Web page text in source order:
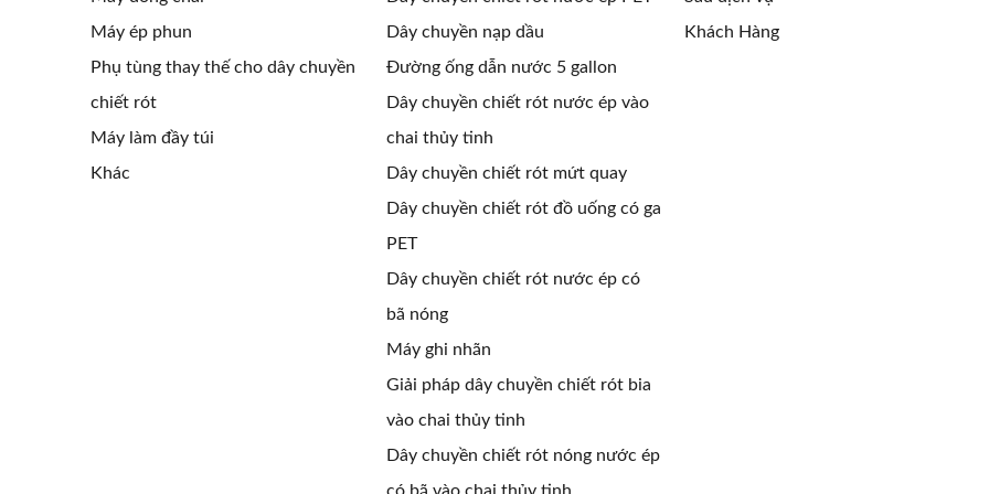
Máy ép phun
Phụ tùng thay thế cho dây chuyền
chiết rót
Máy làm đầy túi
Khác
Dây chuyền nạp dầu
Đường ống dẫn nước 5 gallon
Dây chuyền chiết rót nước ép vào
chai thủy tinh
Dây chuyền chiết rót mứt quay
Dây chuyền chiết rót đồ uống có ga
PET
Dây chuyền chiết rót nước ép có
bã nóng
Máy ghi nhãn
Giải pháp dây chuyền chiết rót bia
vào chai thủy tinh
Dây chuyền chiết rót nóng nước ép
Khách Hàng